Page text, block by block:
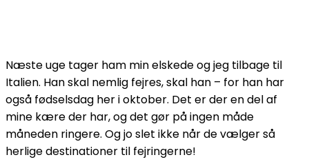
Næste uge tager ham min elskede og jeg tilbage til
Italien. Han skal nemlig fejres, skal han – for han har
også fødselsdag her i oktober. Det er der en del af
mine kære der har, og det gør på ingen måde
måneden ringere. Og jo slet ikke når de vælger så
herlige destinationer til fejringerne!